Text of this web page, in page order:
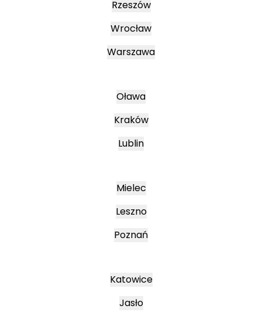
Rzeszów
Wrocław
Warszawa
Oława
Kraków
Lublin
Mielec
Leszno
Poznań
Katowice
Jasło